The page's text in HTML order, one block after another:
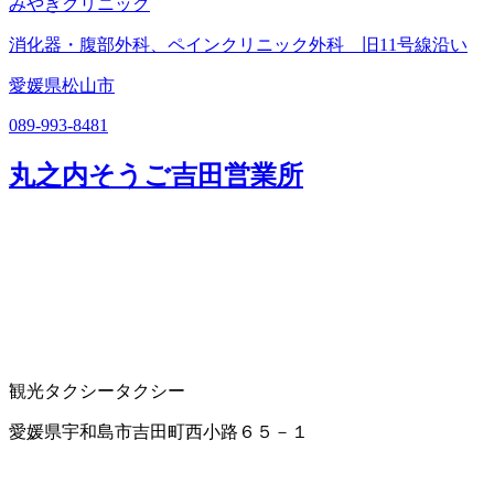
みやぎクリニック
消化器・腹部外科、ペインクリニック外科 旧11号線沿い
愛媛県松山市
089-993-8481
丸之内そうご吉田営業所
観光タクシータクシー
愛媛県宇和島市吉田町西小路６５－１